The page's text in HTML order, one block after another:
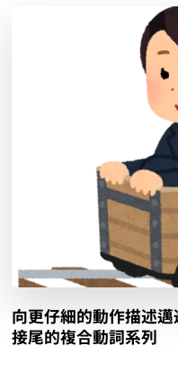
向更仔細的動作描述邁
接尾的複合動詞系列